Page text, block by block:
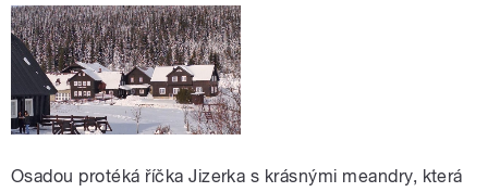
Osadou protéká říčka Jizerka s krásnými meandry, která